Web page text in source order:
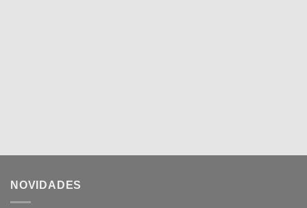
NOVIDADES